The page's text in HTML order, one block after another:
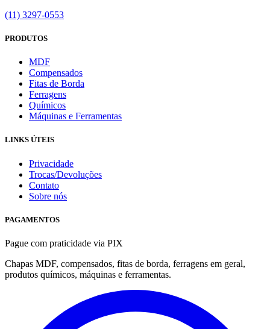
(11) 3297-0553
PRODUTOS
MDF
Compensados
Fitas de Borda
Ferragens
Químicos
Máquinas e Ferramentas
LINKS ÚTEIS
Privacidade
Trocas/Devoluções
Contato
Sobre nós
PAGAMENTOS
Pague com praticidade via PIX
Chapas MDF, compensados, fitas de borda, ferragens em geral,
produtos químicos, máquinas e ferramentas.